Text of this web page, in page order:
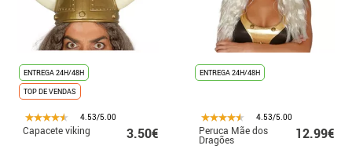
ENTREGA 24H/48H
TOP DE VENDAS
4.53/5.00
Capacete viking 3.50€
ENTREGA 24H/48H
4.53/5.00
Peruca Mãe dos
Dragões 12.99€